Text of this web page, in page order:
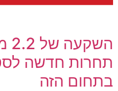
תחרות חדשה
בתחום הזה